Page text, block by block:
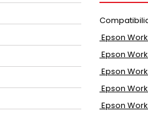
Epson
Epson
Epson
Epson
Epson